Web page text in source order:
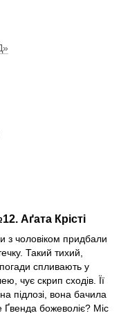
Аґата Крісті
з чоловіком придбали
Такий тихий,
спливають у
чує скрип сходів. Її
підлозі, вона бачила
Ґвенда божеволіє? Міс